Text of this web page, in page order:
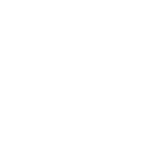
Vaikka
Paras
hänen
hän on